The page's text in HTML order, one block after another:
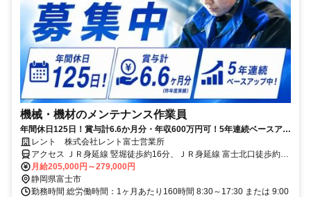
機械・機材のメンテナンス作業員
年間休日125日！賞与計6.6か月分・年収600万円可！5年連続ベースアッ
プ、資格取得支援充実の整備職
レント 株式会社レント富士営業所
アクセス ＪＲ身延線 竪堀徒歩約16分、ＪＲ身延線 富士北口徒歩約25
分、ＪＲ東海道本線 富士北口徒歩約25分 「富士IC」から車で約10分
「柚木駅」から徒歩約10分※車・バイク通勤OK
月給205,000円～279,000円
静岡県富士市
勤務時間 総労働時間：1ヶ月あたり160時間 8:30～17:30 または 9:00